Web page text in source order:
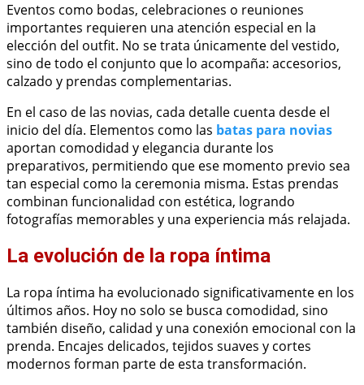
Eventos como bodas, celebraciones o reuniones
importantes requieren una atención especial en la
elección del outfit. No se trata únicamente del vestido,
sino de todo el conjunto que lo acompaña: accesorios,
calzado y prendas complementarias.
En el caso de las novias, cada detalle cuenta desde el
inicio del día. Elementos como las batas para novias
aportan comodidad y elegancia durante los
preparativos, permitiendo que ese momento previo sea
tan especial como la ceremonia misma. Estas prendas
combinan funcionalidad con estética, logrando
fotografías memorables y una experiencia más relajada.
La evolución de la ropa íntima
La ropa íntima ha evolucionado significativamente en los
últimos años. Hoy no solo se busca comodidad, sino
también diseño, calidad y una conexión emocional con la
prenda. Encajes delicados, tejidos suaves y cortes
modernos forman parte de esta transformación.